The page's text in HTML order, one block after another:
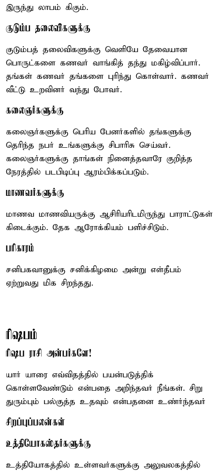
இருந்து லாபம் கிகும்.
குடும்ப தலைவிகளுக்கு
குடும்பத் தலைவிகளுக்கு வெளியே தேவையான
பொருட்களை கணவர் வாங்கித் தந்து மகிழ்விப்பார்.
தங்கள் கணவர் தங்களை புரிந்து கொள்வார். கணவர்
வீட்டு உறவினர் வந்து போவர்.
கலைஞர்களுக்கு
கலைஞர்களுக்கு பெரிய பேனர்களில் தங்களுக்கு
தெரிந்த நபர் உங்களுக்கு சிபாரிசு செய்வர்.
கலைஞர்களுக்கு தாங்கள் நினைத்தவாரே குறித்த
நேரத்தில் படபிடிப்பு ஆரம்பிக்கப்படும்.
மாணவர்களுக்கு
மாணவ மாணவியருக்கு ஆசிரியரிடமிருந்து பாராட்டுகள்
கிடைக்கும். தேக ஆரோக்கியம் பளிச்சிடும்.
பரிகாரம்
சனிபகவானுக்கு சனிக்கிழமை அன்று எள்தீபம்
ஏற்றுவது மிக சிறந்தது.
ரிஷபம்
ரிஷப ராசி அன்பர்களே!
யார் யாரை எவ்விதத்தில் பயன்படுத்திக்
கொள்ளவேண்டும் என்பதை அறிந்தவர் நீங்கள். சிறு
துரும்பும் பல்குத்த உதவும் என்பதனை உண்ர்ந்தவர்
சிறப்புப்பலன்கள்
உத்தியோகஸ்தர்களுக்கு
உத்தியோகத்தில் உள்ளவர்களுக்கு அலுவலகத்தில்